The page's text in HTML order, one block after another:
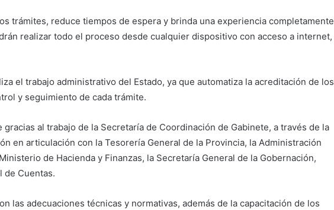
trámites, reduce tiempos de espera y brinda una experiencia completamente
realizar todo el proceso desde cualquier dispositivo con acceso a internet,
el trabajo administrativo del Estado, ya que automatiza la acreditación de los
y seguimiento de cada trámite.
al trabajo de la Secretaría de Coordinación de Gabinete, a través de la
en articulación con la Tesorería General de la Provincia, la Administración
de Hacienda y Finanzas, la Secretaría General de la Gobernación,
de Cuentas.
las adecuaciones técnicas y normativas, además de la capacitación de los